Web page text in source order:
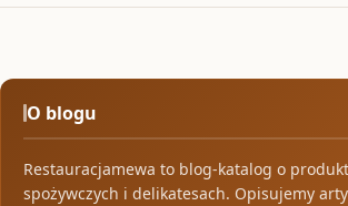
O blogu
Restauracjamewa to blog-katalog o
spożywczych i delikatesach. Opisujemy